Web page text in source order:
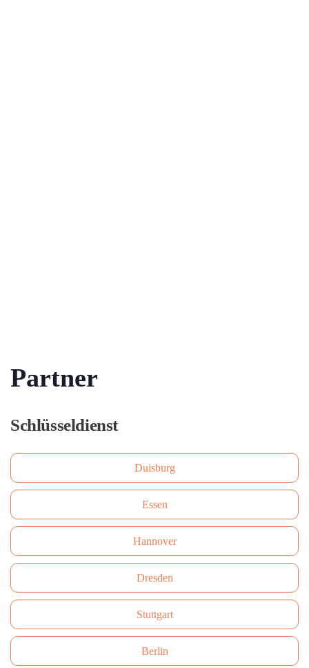
Partner
Schlüsseldienst
Duisburg
Essen
Hannover
Dresden
Stuttgart
Berlin